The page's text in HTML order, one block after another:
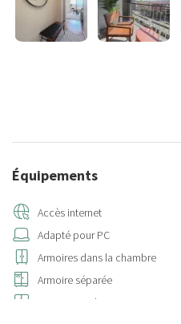
Équipements
Accès internet
Adapté pour PC
Armoires dans la chambre
Armoire séparée
Armoires multitiroirs